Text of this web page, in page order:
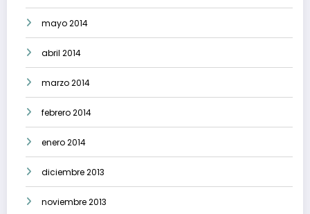
mayo 2014
abril 2014
marzo 2014
febrero 2014
enero 2014
diciembre 2013
noviembre 2013